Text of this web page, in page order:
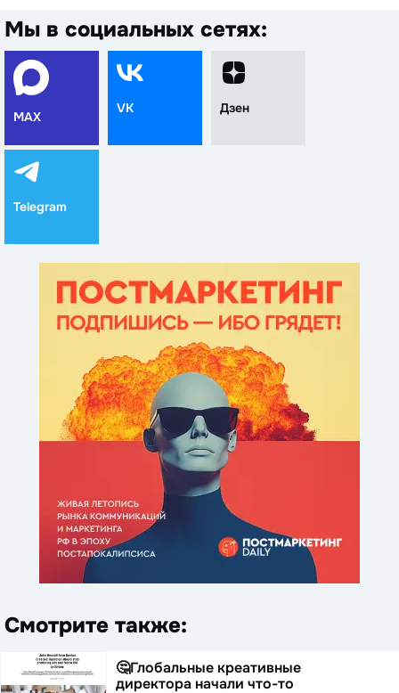
Мы в социальных сетях:
MAX
VK Дзен
Telegram
Смотрите также:
🤔Глобальные креативные
директора начали что-то